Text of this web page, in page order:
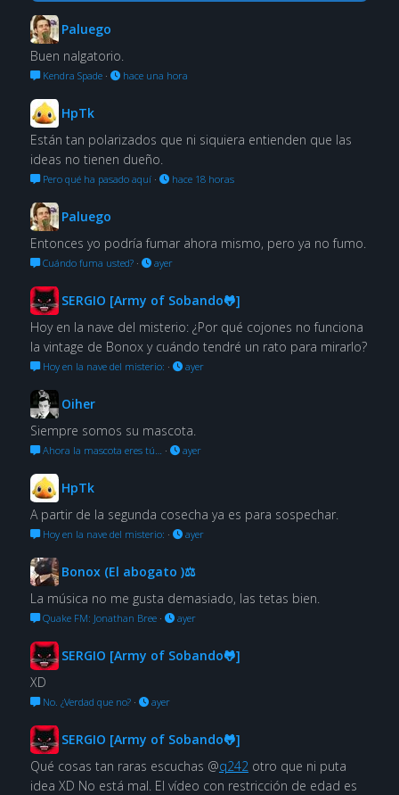
Paluego
Buen nalgatorio.
Kendra Spade· hace una hora
HpTk
Están tan polarizados que ni siquiera entienden que las
ideas no tienen dueño.
Pero qué ha pasado aquí· hace 18 horas
Paluego
Entonces yo podría fumar ahora mismo, pero ya no fumo.
Cuándo fuma usted?· ayer
SERGIO [Army of Sobando🐸]
Hoy en la nave del misterio: ¿Por qué cojones no funciona
la vintage de Bonox y cuándo tendré un rato para mirarlo?
Hoy en la nave del misterio: · ayer
Oiher
Siempre somos su mascota.
Ahora la mascota eres tú… · ayer
HpTk
A partir de la segunda cosecha ya es para sospechar.
Hoy en la nave del misterio: · ayer
Bonox (El abogato )⚖
La música no me gusta demasiado, las tetas bien.
Quake FM: Jonathan Bree· ayer
SERGIO [Army of Sobando🐸]
XD
No. ¿Verdad que no?· ayer
SERGIO [Army of Sobando🐸]
Qué cosas tan raras escuchas @q242 otro que ni puta
idea XD No está mal. El vídeo con restricción de edad es